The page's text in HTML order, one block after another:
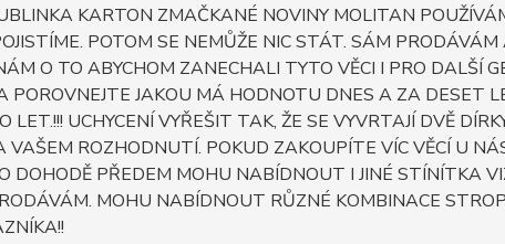
KARTON ZMAČKANÉ NOVINY MOLITAN
POTOM SE NEMŮŽE NIC STÁT. SÁM
O TO ABYCHOM ZANECHALI TYTO VĚCI I PRO DALŠÍ
JAKOU MÁ HODNOTU DNES A ZA DESET
UCHYCENÍ VYŘEŠIT TAK, ŽE SE VYVRTAJÍ DVĚ
VAŠEM ROZHODNUTÍ. POKUD ZAKOUPÍTE VÍC VĚCÍ U
DOHODĚ PŘEDEM MOHU NABÍDNOUT I JINÉ STÍNÍTKA
MOHU NABÍDNOUT RŮZNÉ KOMBINACE